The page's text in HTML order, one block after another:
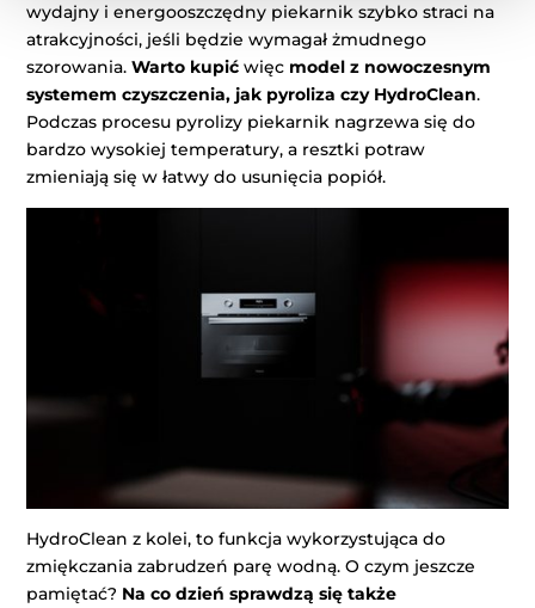
wydajny i energooszczędny piekarnik szybko straci na
atrakcyjności, jeśli będzie wymagał żmudnego
szorowania.Warto kupić więc model z nowoczesnym
systemem czyszczenia, jak pyroliza czy HydroClean.
Podczas procesu pyrolizy piekarnik nagrzewa się do
bardzo wysokiej temperatury, a resztki potraw
zmieniają się w łatwy do usunięcia popiół.
HydroClean z kolei, to funkcja wykorzystująca do
zmiękczania zabrudzeń parę wodną. O czym jeszcze
pamiętać? Na co dzień sprawdzą się także